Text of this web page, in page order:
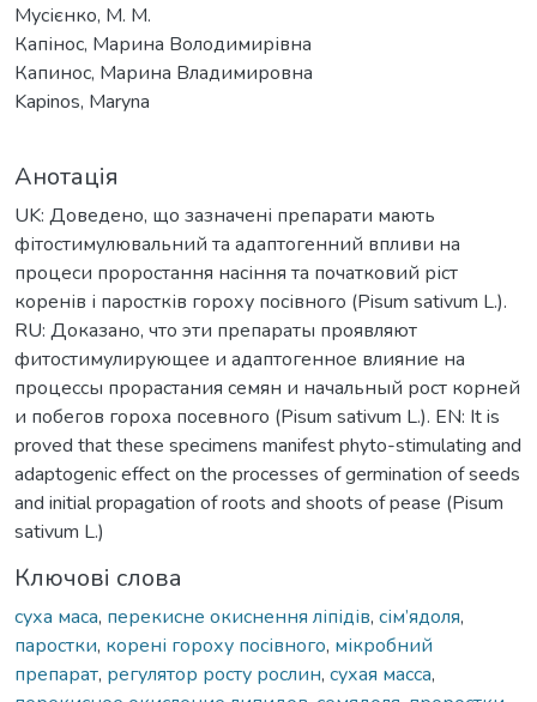
Мусієнко, М. М.
Капінос, Марина Володимирівна
Капинос, Марина Владимировна
Kapinos, Maryna
Анотація
UK: Доведено, що зазначені препарати мають
фітостимулювальний та адаптогенний впливи на
процеси проростання насіння та початковий ріст
коренів і паростків гороху посівного (Pisum sativum L.).
RU: Доказано, что эти препараты проявляют
фитостимулирующее и адаптогенное влияние на
процессы прорастания семян и начальный рост корней
и побегов гороха посевного (Pisum sativum L.). EN: It is
proved that these specimens manifest phyto-stimulating and
adaptogenic effect on the processes of germination of seeds
and initial propagation of roots and shoots of pease (Pisum
sativum L.)
Ключові слова
суха маса, перекисне окиснення ліпідів, сім’ядоля,
паростки, корені гороху посівного, мікробний
препарат, регулятор росту рослин, сухая масса,